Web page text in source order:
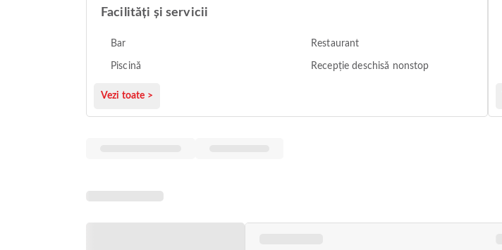
Facilități și servicii
Bar Restaurant
Piscină Recepție deschisă nonstop
Vezi toate >